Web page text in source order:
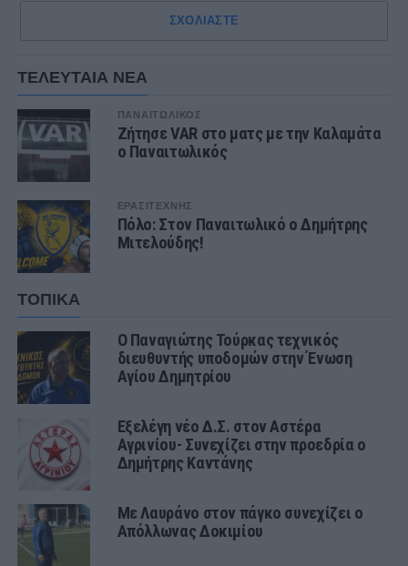
ΣΧΟΛΙΑΣΤΕ
ΤΕΛΕΥΤΑΙΑ ΝΕΑ
ΠΑΝΑΙΤΩΛΙΚΟΣ
Ζήτησε VAR στο ματς με την Καλαμάτα
ο Παναιτωλικός
ΕΡΑΣΙΤΕΧΝΗΣ
Πόλο: Στον Παναιτωλικό ο Δημήτρης
Μιτελούδης!
ΤΟΠΙΚΑ
Ο Παναγιώτης Τούρκας τεχνικός
διευθυντής υποδομών στην Ένωση
Αγίου Δημητρίου
Εξελέγη νέο Δ.Σ. στον Αστέρα
Αγρινίου- Συνεχίζει στην προεδρία ο
Δημήτρης Καντάνης
Με Λαυράνο στον πάγκο συνεχίζει ο
Απόλλωνας Δοκιμίου